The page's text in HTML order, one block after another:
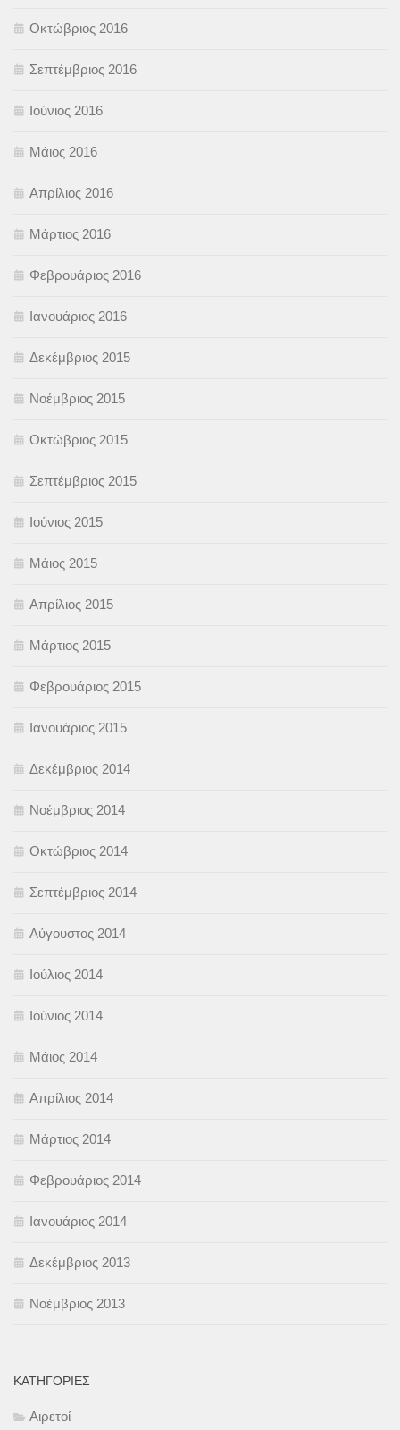
Οκτώβριος 2016
Σεπτέμβριος 2016
Ιούνιος 2016
Μάιος 2016
Απρίλιος 2016
Μάρτιος 2016
Φεβρουάριος 2016
Ιανουάριος 2016
Δεκέμβριος 2015
Νοέμβριος 2015
Οκτώβριος 2015
Σεπτέμβριος 2015
Ιούνιος 2015
Μάιος 2015
Απρίλιος 2015
Μάρτιος 2015
Φεβρουάριος 2015
Ιανουάριος 2015
Δεκέμβριος 2014
Νοέμβριος 2014
Οκτώβριος 2014
Σεπτέμβριος 2014
Αύγουστος 2014
Ιούλιος 2014
Ιούνιος 2014
Μάιος 2014
Απρίλιος 2014
Μάρτιος 2014
Φεβρουάριος 2014
Ιανουάριος 2014
Δεκέμβριος 2013
Νοέμβριος 2013
KΑΤΗΓΟΡΊΕΣ
Αιρετοί